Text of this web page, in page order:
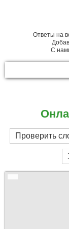
Ответы на
С
Проверить